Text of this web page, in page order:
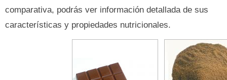
comparativa, podrás ver información detallada de sus
características y propiedades nutricionales.